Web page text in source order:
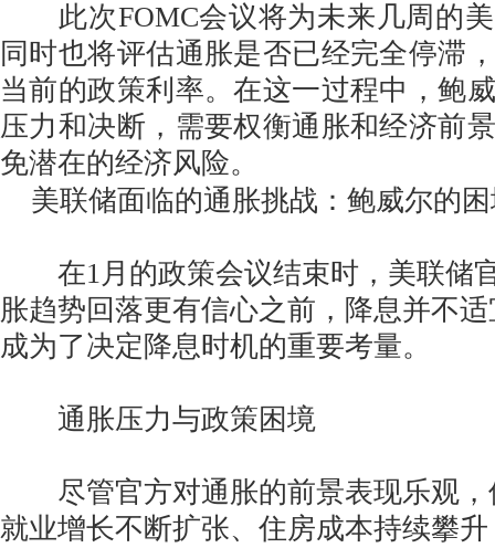
此次FOMC会议将为未来几周的美
同时也将评估通胀是否已经完全停滞
当前的政策利率。在这一过程中，鲍
压力和决断，需要权衡通胀和经济前
免潜在的经济风险。
美联储面临的通胀挑战：鲍威尔的
在1月的政策会议结束时，美联储
胀趋势回落更有信心之前，降息并不
成为了决定降息时机的重要考量。
通胀压力与政策困境
尽管官方对通胀的前景表现乐观，
就业增长不断扩张、住房成本持续攀